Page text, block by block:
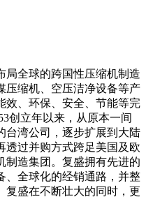
全球的跨国性压缩机制造
压缩机、空压洁净设备等产
效、环保、安全、节能等完
立年以来，从原本一间
台湾公司，逐步扩展到大陆
透过并购方式跨足美国及欧
制造集团。复盛拥有先进的
、全球化的经销通路，并整
复盛在不断壮大的同时，更